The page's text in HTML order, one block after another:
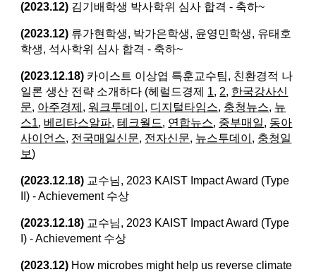
(2023.12) 김기배학생 박사학위 심사 합격 - 축하~
(2023.12) 류가현학생, 박가은학생, 윤영민학생, 유태호
학생, 석사학위 심사 합격 - 축하~
(2023.12.18) 카이스트 이상엽 특훈교수팀, 친환경적 나
일론 생산 전략 소개하다​ (헤럴드경제 1, 2, 한국강사신
문, 아주경제 ,워크투데이 , 디지털타임스, 충청뉴스, 뉴
스1, 베리타스알파,테크월드, 연합뉴스, 중부매일, 동아
사이언스, 전국매일신문, 전자신문, 뉴스투데이 , 충청일
보)
(2023.12.18) 교수님, 2023 KAIST Impact Award (Type
II) - Achievement 수상
(2023.12.18) 교수님, 2023 KAIST Impact Award (Type
I) - Achievement 수상
(2023.12) How microbes might help us reverse climate